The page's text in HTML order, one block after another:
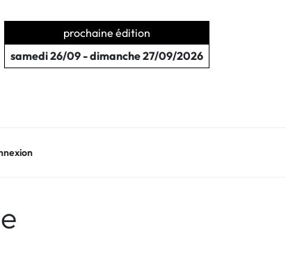
prochaine édition
samedi 26/09 - dimanche 27/09/2026